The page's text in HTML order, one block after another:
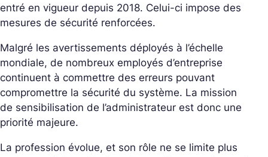
entré en vigueur depuis 2018. Celui-ci impose des
mesures de sécurité renforcées.
Malgré les avertissements déployés à l’échelle
mondiale, de nombreux employés d’entreprise
continuent à commettre des erreurs pouvant
compromettre la sécurité du système. La mission
de sensibilisation de l’administrateur est donc une
priorité majeure.
La profession évolue, et son rôle ne se limite plus